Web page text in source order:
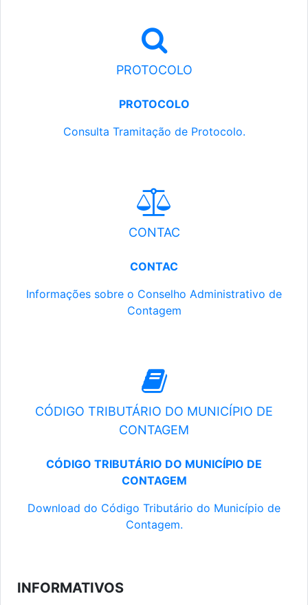
PROTOCOLO
PROTOCOLO
Consulta Tramitação de Protocolo.
CONTAC
CONTAC
Informações sobre o Conselho Administrativo de
Contagem
CÓDIGO TRIBUTÁRIO DO MUNICÍPIO DE
CONTAGEM
CÓDIGO TRIBUTÁRIO DO MUNICÍPIO DE
CONTAGEM
Download do Código Tributário do Município de
Contagem.
INFORMATIVOS